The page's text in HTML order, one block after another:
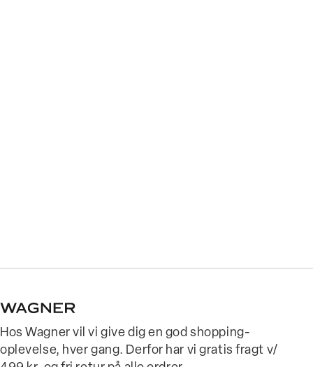
Hos Wagner vil vi give dig en god shopping-
oplevelse, hver gang. Derfor har vi gratis fragt v/